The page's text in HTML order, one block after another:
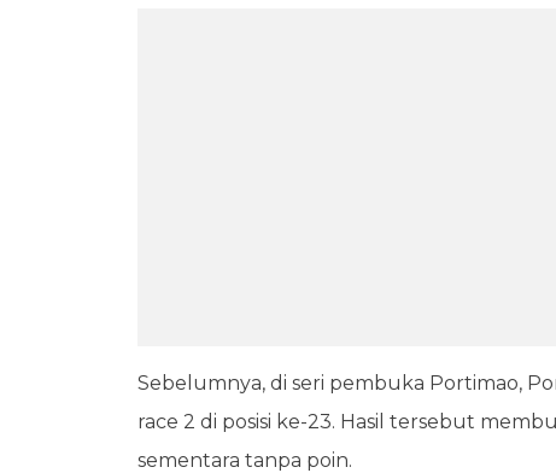
Sebelumnya, di seri pembuka Portimao,
race 2 di posisi ke-23. Hasil tersebut
sementara tanpa poin.